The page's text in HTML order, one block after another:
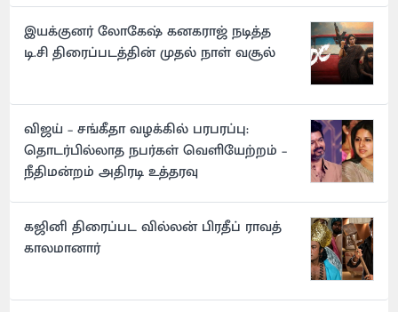
இயக்குனர் லோகேஷ் கனகராஜ் நடித்த
டி.சி திரைப்படத்தின் முதல் நாள் வசூல்
விஜய் – சங்கீதா வழக்கில் பரபரப்பு:
தொடர்பில்லாத நபர்கள் வெளியேற்றம் –
நீதிமன்றம் அதிரடி உத்தரவு
கஜினி திரைப்பட வில்லன் பிரதீப் ராவத்
காலமானார்